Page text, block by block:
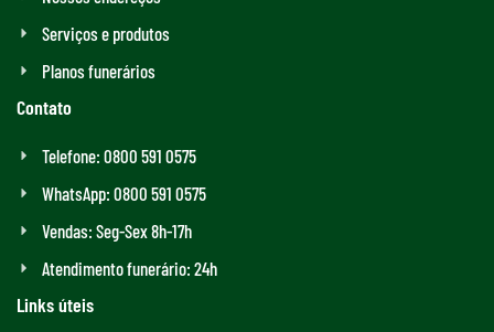
Serviços e produtos
Planos funerários
Contato
Telefone: 0800 591 0575
WhatsApp: 0800 591 0575
Vendas: Seg-Sex 8h-17h
Atendimento funerário: 24h
Links úteis